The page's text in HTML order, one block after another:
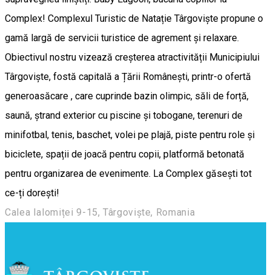
Complex! Complexul Turistic de Natație Târgoviște propune o
gamă largă de servicii turistice de agrement și relaxare.
Obiectivul nostru vizează creșterea atractivității Municipiului
Târgoviște, fostă capitală a Țării Românești, printr-o ofertă
generoasăcare , care cuprinde bazin olimpic, săli de forță,
saună, ștrand exterior cu piscine și tobogane, terenuri de
minifotbal, tenis, baschet, volei pe plajă, piste pentru role și
biciclete, spații de joacă pentru copii, platformă betonată
pentru organizarea de evenimente. La Complex găsești tot
ce-ți dorești!
Calea Ialomiței 9-15, Târgoviște, Romania